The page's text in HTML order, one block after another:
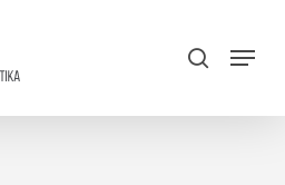
search
Menu
Close